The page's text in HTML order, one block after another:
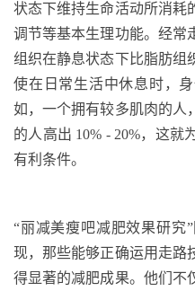
状态下维持生命活动所消耗
调节等基本生理功能。经常
组织在静息状态下比脂肪组
使在日常生活中休息时，
如 ，一个拥有较多肌肉的人
的人高出 10% - 20%，这就
有利条件。
“丽减美瘦吧减肥效果研究
现，那些能够正确运用走路
得显著的减肥成果。他们不